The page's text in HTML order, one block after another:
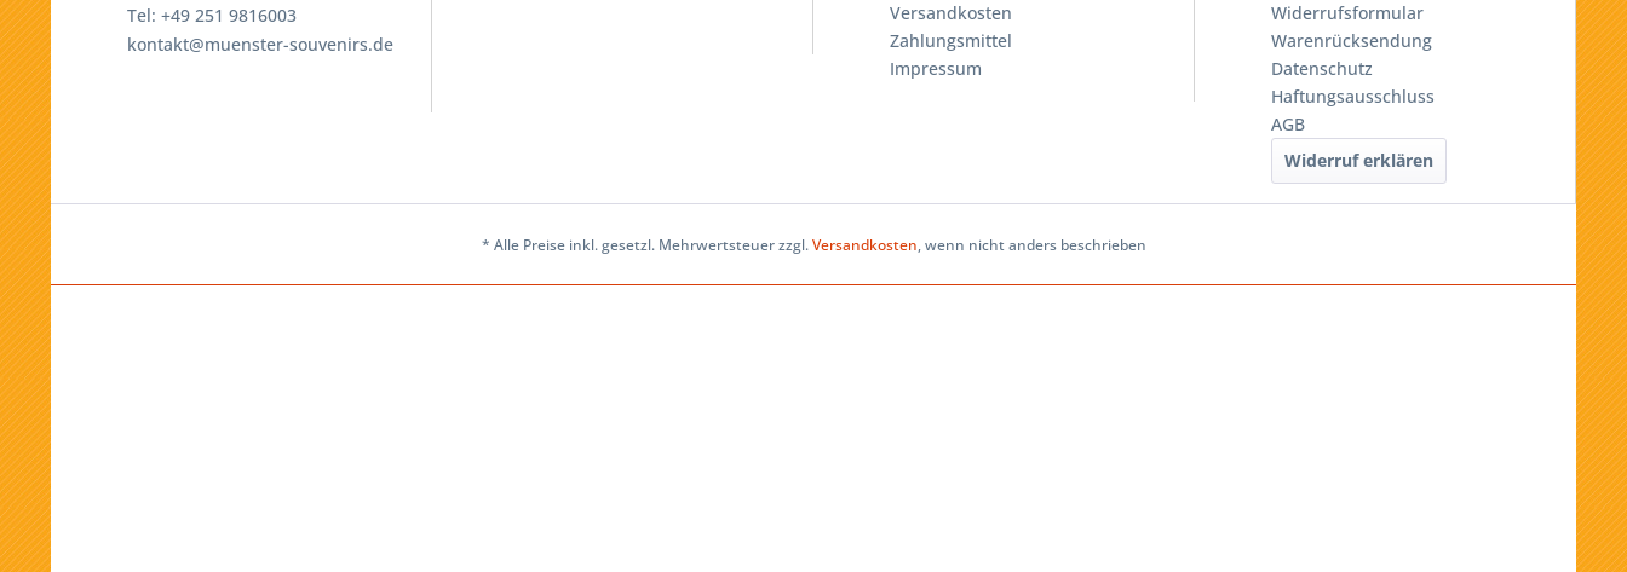
Tel: +49 251 9816003
kontakt@muenster-souvenirs.de
Versandkosten
Zahlungsmittel
Impressum
Widerrufsformular
Warenrücksendung
Datenschutz
Haftungsausschluss
AGB
Widerruf erklären
* Alle Preise inkl. gesetzl. Mehrwertsteuer zzgl.Versandkosten, wenn nicht anders beschrieben